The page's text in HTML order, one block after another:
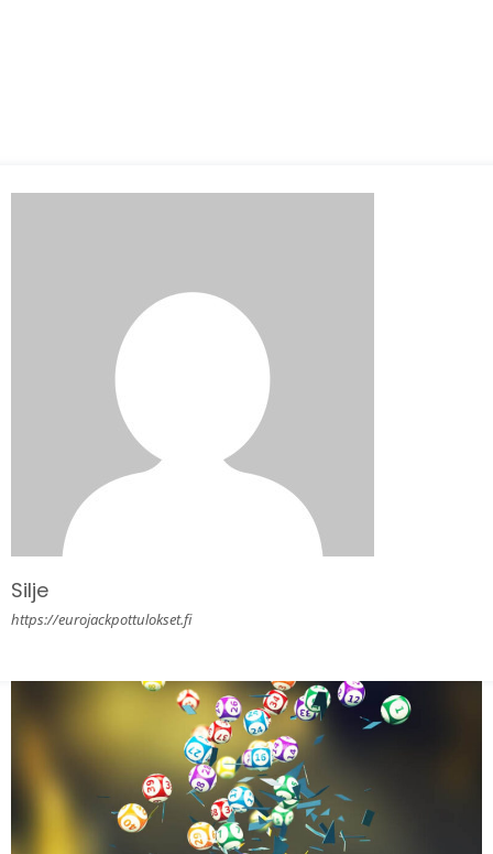
Silje
https://eurojackpottulokset.fi